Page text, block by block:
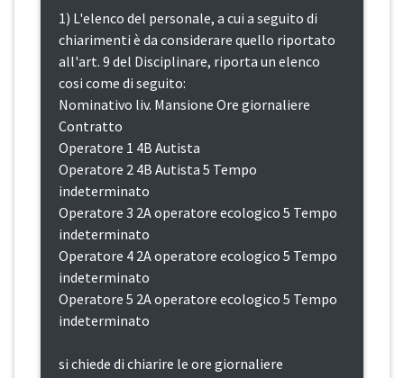
1) L'elenco del personale, a cui a seguito di
chiarimenti è da considerare quello riportato
all'art. 9 del Disciplinare, riporta un elenco
cosi come di seguito:
Nominativo liv. Mansione Ore giornaliere
Contratto
Operatore 1 4B Autista
Operatore 2 4B Autista 5 Tempo
indeterminato
Operatore 3 2A operatore ecologico 5 Tempo
indeterminato
Operatore 4 2A operatore ecologico 5 Tempo
indeterminato
Operatore 5 2A operatore ecologico 5 Tempo
indeterminato
si chiede di chiarire le ore giornaliere